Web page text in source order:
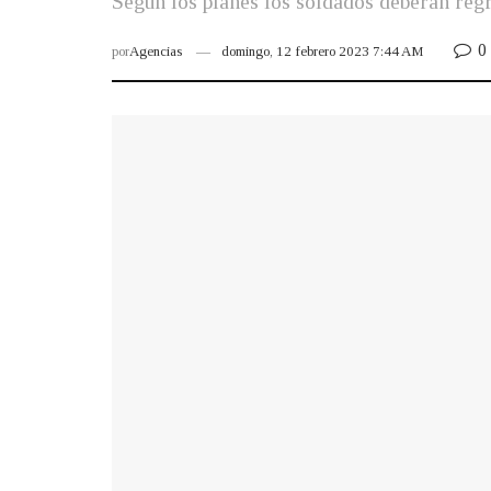
porAgencias domingo, 12 febrero 2023 7:44 AM 0